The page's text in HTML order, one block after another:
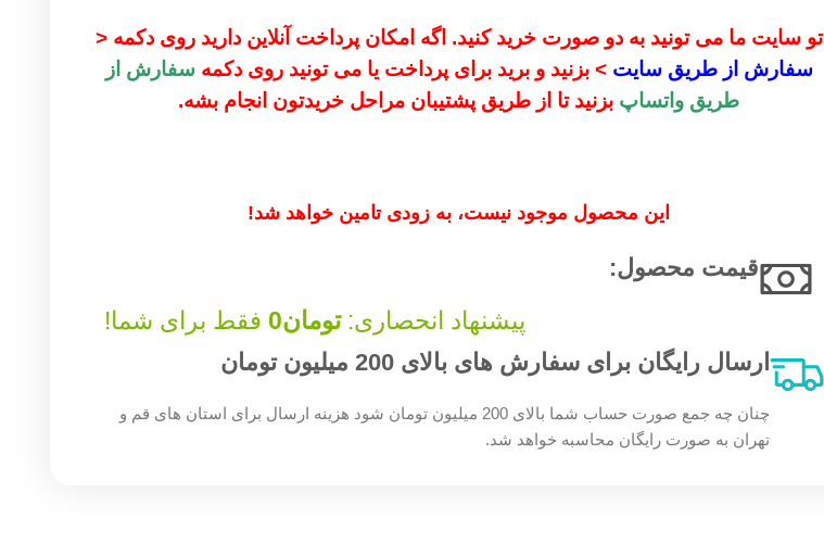
تو سایت ما می تونید به دو صورت خرید کنید. اگه امکان پرداخت آنلاین دارید روی دکمه <
سفارش از طریق سایت> بزنید و برید برای پرداخت یا می تونید روی دکمه سفارش از
طریق واتساپ بزنید تا از طریق پشتیبان مراحل خریدتون انجام بشه.
این محصول موجود نیست، به زودی تامین خواهد شد!
قیمت محصول:​
پیشنهاد انحصاری:تومان0 فقط برای شما!
ارسال رایگان برای سفارش های بالای 200 میلیون تومان
چنان چه جمع صورت حساب شما بالای 200 میلیون تومان شود هزینه ارسال برای استان های قم و
تهران به صورت رایگان محاسبه خواهد شد.